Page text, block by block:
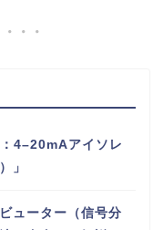
4–20mAアイソレ
」
ューター（信号分